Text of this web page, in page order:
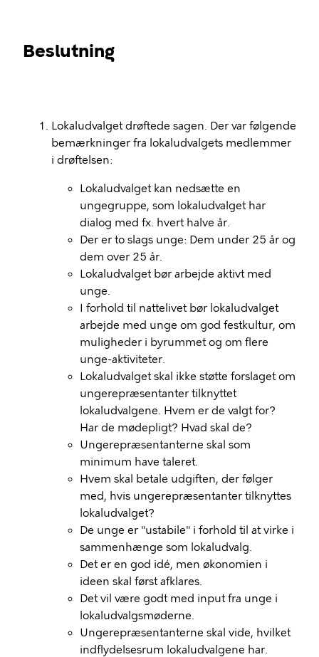
Beslutning
Lokaludvalget drøftede sagen. Der var følgende
bemærkninger fra lokaludvalgets medlemmer
i drøftelsen:
Lokaludvalget kan nedsætte en
ungegruppe, som lokaludvalget har
dialog med fx. hvert halve år.
Der er to slags unge: Dem under 25 år og
dem over 25 år.
Lokaludvalget bør arbejde aktivt med
unge.
I forhold til nattelivet bør lokaludvalget
arbejde med unge om god festkultur, om
muligheder i byrummet og om flere
unge-aktiviteter.
Lokaludvalget skal ikke støtte forslaget om
ungerepræsentanter tilknyttet
lokaludvalgene. Hvem er de valgt for?
Har de mødepligt? Hvad skal de?
Ungerepræsentanterne skal som
minimum have taleret.
Hvem skal betale udgiften, der følger
med, hvis ungerepræsentanter tilknyttes
lokaludvalget?
De unge er "ustabile" i forhold til at virke i
sammenhænge som lokaludvalg.
Det er en god idé, men økonomien i
ideen skal først afklares.
Det vil være godt med input fra unge i
lokaludvalgsmøderne.
Ungerepræsentanterne skal vide, hvilket
indflydelsesrum lokaludvalgene har.